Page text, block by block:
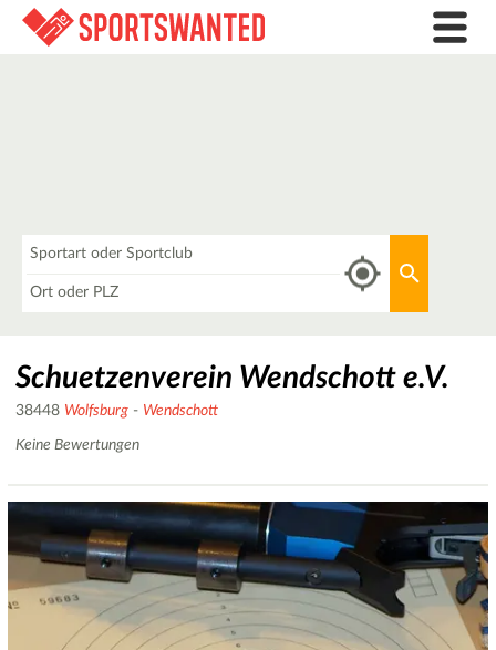
Schuetzenverein Wendschott e.V.
38448 Wolfsburg - Wendschott
Keine Bewertungen